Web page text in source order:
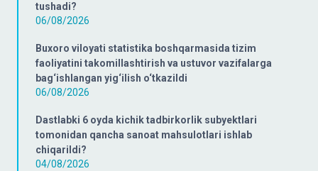
tushadi?
06/08/2026
Buxoro viloyati statistika boshqarmasida tizim
faoliyatini takomillashtirish va ustuvor vazifalarga
bag‘ishlangan yig‘ilish o‘tkazildi
06/08/2026
Dastlabki 6 oyda kichik tadbirkorlik subyektlari
tomonidan qancha sanoat mahsulotlari ishlab
chiqarildi?
04/08/2026